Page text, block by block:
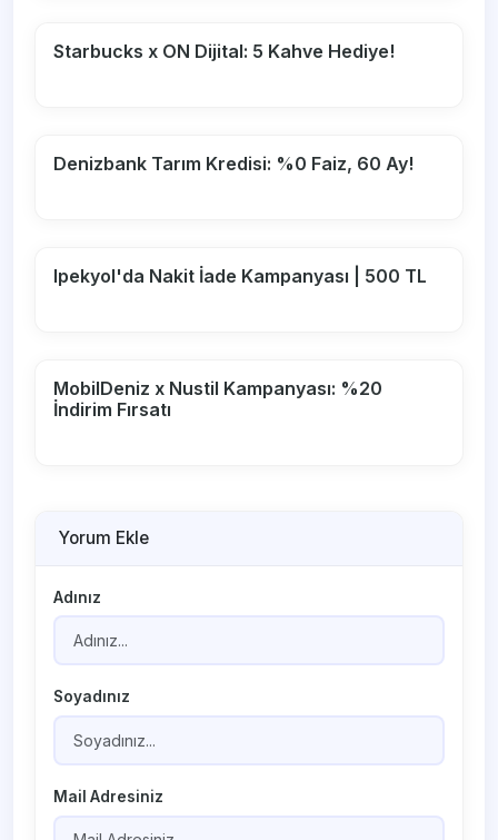
Starbucks x ON Dijital: 5 Kahve Hediye!
Denizbank Tarım Kredisi: %0 Faiz, 60 Ay!
Ipekyol'da Nakit İade Kampanyası | 500 TL
MobilDeniz x Nustil Kampanyası: %20
İndirim Fırsatı
Yorum Ekle
Adınız
Soyadınız
Mail Adresiniz